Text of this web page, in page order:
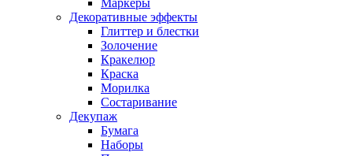
Маркеры
Декоративные эффекты
Глиттер и блестки
Золочение
Кракелюр
Краска
Морилка
Состаривание
Декупаж
Бумага
Наборы